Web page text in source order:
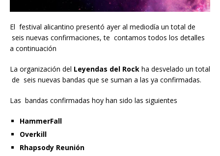
El festival alicantino presentó ayer al mediodía un total de
seis nuevas confirmaciones, te contamos todos los detalles
a continuación
La organización del Leyendas del Rock ha desvelado un total
de seis nuevas bandas que se suman a las ya confirmadas.
Las bandas confirmadas hoy han sido las siguientes
HammerFall
Overkill
Rhapsody Reunión